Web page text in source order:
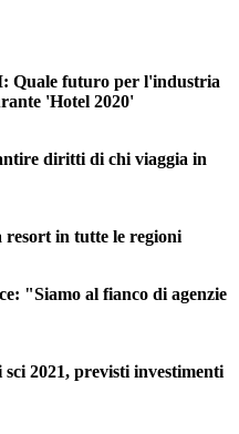
futuro per l'industria
'Hotel 2020'
diritti di chi viaggia in
in tutte le regioni
"Siamo al fianco di agenzie
2021, previsti investimenti